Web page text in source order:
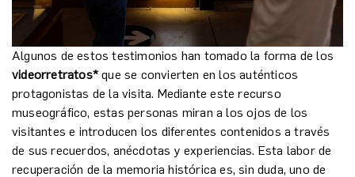
Algunos de estos testimonios han tomado la forma de los
videorretratos* que se convierten en los auténticos
protagonistas de la visita. Mediante este recurso
museográfico, estas personas miran a los ojos de los
visitantes e introducen los diferentes contenidos a través
de sus recuerdos, anécdotas y experiencias. Esta labor de
recuperación de la memoria histórica es, sin duda, uno de